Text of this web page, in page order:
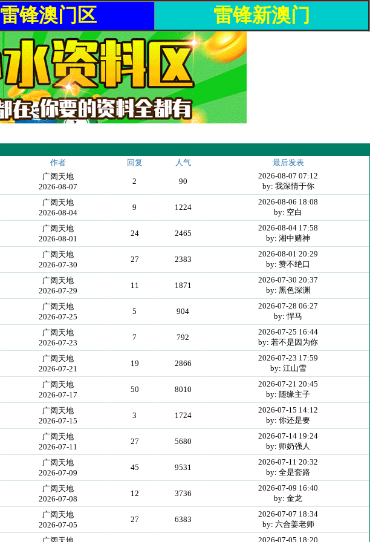
雷锋澳门区 雷锋新澳门
作者 回复 人气 最后发表
广阔天地
2026-08-07
2 90
2026-08-07 07:12
by: 我深情于你
广阔天地
2026-08-04
9 1224
2026-08-06 18:08
by: 空白
广阔天地
2026-08-01
24 2465
2026-08-04 17:58
by: 湘中赌神
广阔天地
2026-07-30
27 2383
2026-08-01 20:29
by: 赞不绝口
广阔天地
2026-07-29
11 1871
2026-07-30 20:37
by: 黑色深渊
广阔天地
2026-07-25
5 904
2026-07-28 06:27
by: 悍马
广阔天地
2026-07-23
7 792
2026-07-25 16:44
by: 若不是因为你
广阔天地
2026-07-21
19 2866
2026-07-23 17:59
by: 江山雪
广阔天地
2026-07-17
50 8010
2026-07-21 20:45
by: 随缘主子
广阔天地
2026-07-15
3 1724
2026-07-15 14:12
by: 你还是要
广阔天地
2026-07-11
27 5680
2026-07-14 19:24
by: 师奶强人
广阔天地
2026-07-09
45 9531
2026-07-11 20:32
by: 全是套路
广阔天地
2026-07-08
12 3736
2026-07-09 16:40
by: 金龙
广阔天地
2026-07-05
27 6383
2026-07-07 18:34
by: 六合姜老师
2026-07-05 18:20